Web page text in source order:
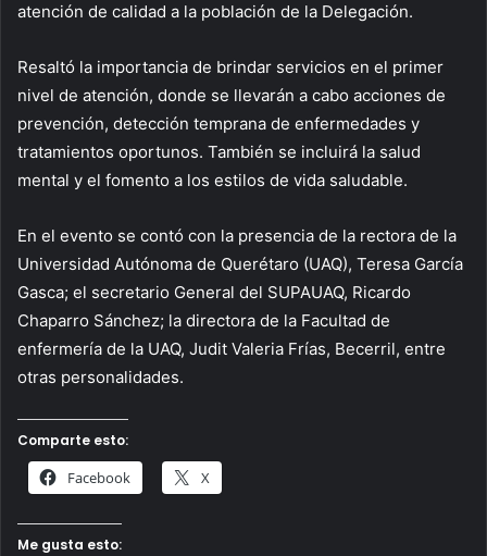
atención de calidad a la población de la Delegación.
Resaltó la importancia de brindar servicios en el primer
nivel de atención, donde se llevarán a cabo acciones de
prevención, detección temprana de enfermedades y
tratamientos oportunos. También se incluirá la salud
mental y el fomento a los estilos de vida saludable.
En el evento se contó con la presencia de la rectora de la
Universidad Autónoma de Querétaro (UAQ), Teresa García
Gasca; el secretario General del SUPAUAQ, Ricardo
Chaparro Sánchez; la directora de la Facultad de
enfermería de la UAQ, Judit Valeria Frías, Becerril, entre
otras personalidades.
Comparte esto:
Facebook X
Me gusta esto: